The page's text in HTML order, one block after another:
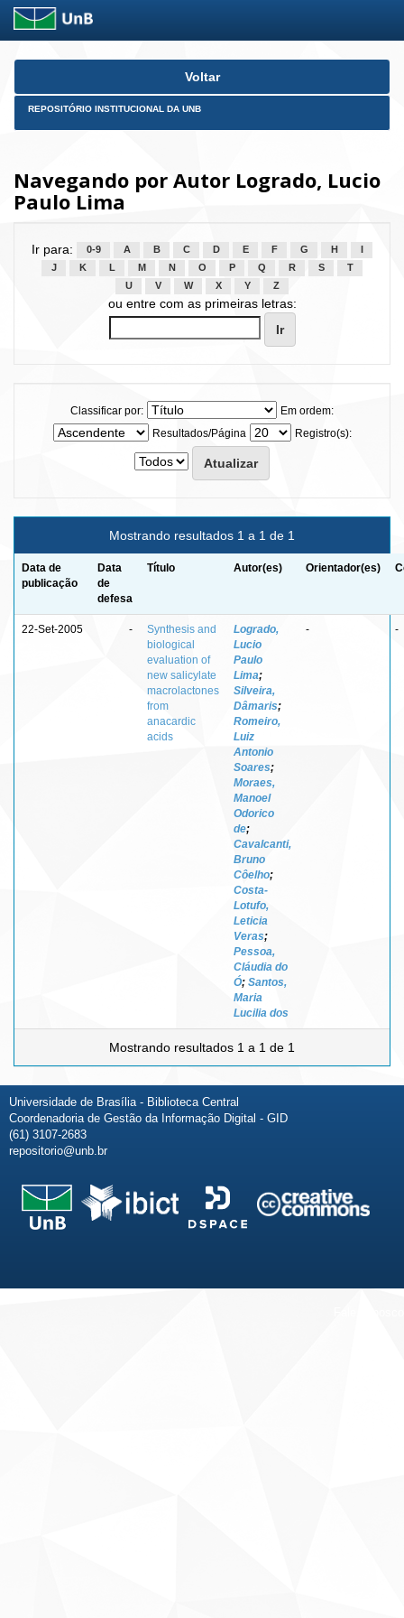
Skip
Voltar
REPOSITÓRIO INSTITUCIONAL DA UNB
Navegando por Autor Logrado, Lucio
Paulo Lima
Ir para: 0-9 A B C D E F G H
J
K L M N O P Q R S
T
U
V W X Y Z
ou entre com as primeiras letras:
Classificar por:
Em ordem:
Resultados/Página
Registro(s):
Mostrando resultados 1 a 1 de 1
Data de
publicação
Data
de
defesa
Título Autor(es) Orientador(es)
22-Set-2005 -
Synthesis and
biological
evaluation of
new salicylate
macrolactones
from
anacardic
acids
Logrado,
Lucio
Paulo
Lima;
Silveira,
Dâmaris;
Romeiro,
Luiz
Antonio
Soares;
Moraes,
Manoel
Odorico
de;
Cavalcanti,
Bruno
Côelho;
Costa-
Lotufo,
Leticia
Veras;
Pessoa,
Cláudia do
Ó; Santos,
Maria
Lucilia dos
- -
Mostrando resultados 1 a 1 de 1
Universidade de Brasília - Biblioteca Central
Coordenadoria de Gestão da Informação Digital - GID
(61) 3107-2683
repositorio@unb.br